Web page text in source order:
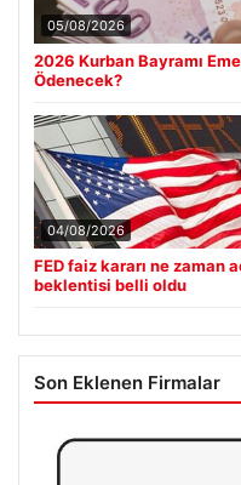
05/08/2026
2026 Kurban Bayramı
Ödenecek?
04/08/2026
FED faiz kararı ne zaman
beklentisi belli oldu
Son Eklenen Firmalar